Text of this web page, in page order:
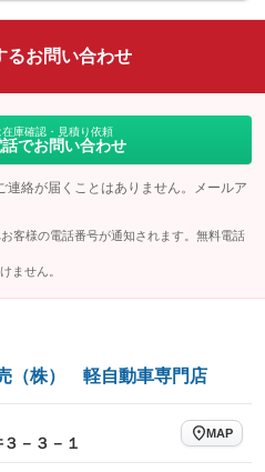
全周囲カメラ
：装備なし
ルーフレール
：装備なし
ヘッドライトウォッシャー
るお問い合わせ
在庫確認・見積り依頼
でお問い合わせ
連絡が届くことはありません。メールア
客様の電話番号が通知されます。無料電話
ません。
（株） 軽自動車専門店
－３－１
MAP